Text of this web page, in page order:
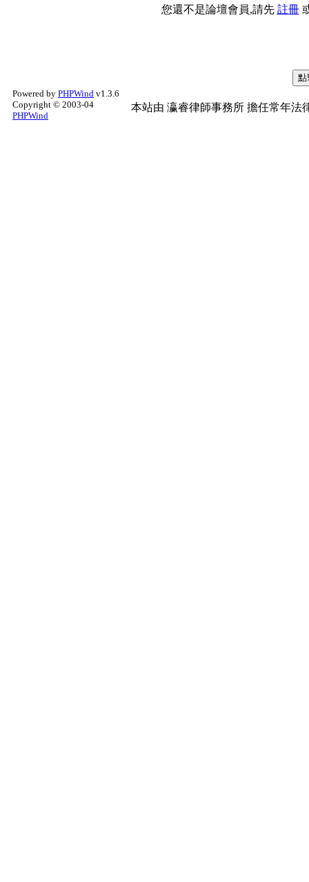
您還不是論壇會員,請先 註冊
Powered by PHPWind v1.3.6
Copyright © 2003-04
PHPWind
本站由 瀛睿律師事務所 擔任常年法